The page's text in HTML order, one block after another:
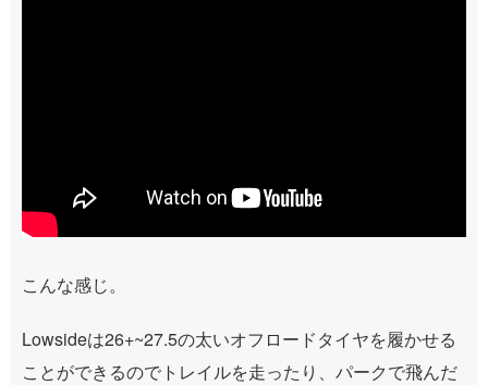
こんな感じ。
Lowsideは26+~27.5の太いオフロードタイヤを履かせる
ことができるのでトレイルを走ったり、パークで飛んだ